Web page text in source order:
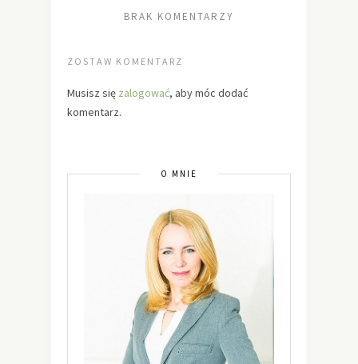
BRAK KOMENTARZY
ZOSTAW KOMENTARZ
Musisz się zalogować, aby móc dodać
komentarz.
O MNIE